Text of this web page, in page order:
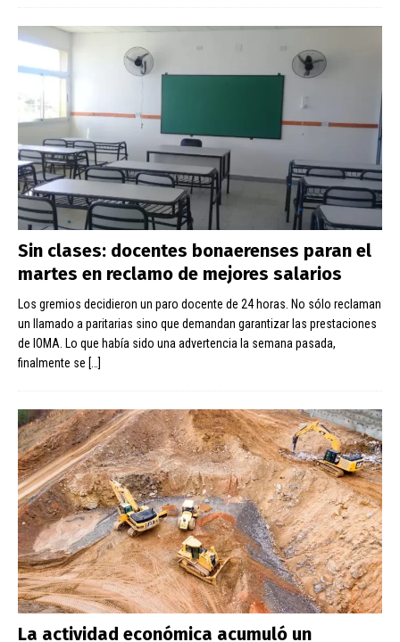
Sin clases: docentes bonaerenses paran el
martes en reclamo de mejores salarios
Los gremios decidieron un paro docente de 24 horas. No sólo reclaman
un llamado a paritarias sino que demandan garantizar las prestaciones
de IOMA. Lo que había sido una advertencia la semana pasada,
finalmente se […]
La actividad económica acumuló un